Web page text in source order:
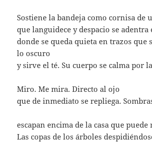
Sostiene la bandeja como cornisa de
que languidece y despacio se adentra
donde se queda quieta en trazos que
lo oscuro
y sirve el té. Su cuerpo se calma por
Miro. Me mira. Directo al ojo
que de inmediato se repliega.
escapan encima de la casa que
Las copas de los árboles